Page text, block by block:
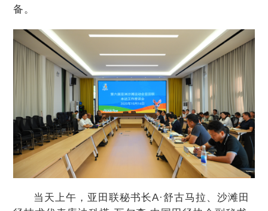
备。
当天上午，亚田联秘书长A·舒古马拉、沙滩田